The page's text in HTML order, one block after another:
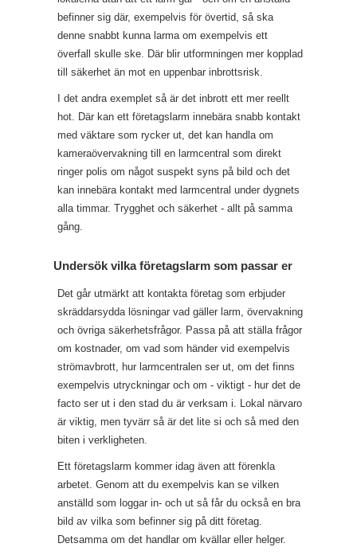
befinner sig där, exempelvis för övertid, så ska
denne snabbt kunna larma om exempelvis ett
överfall skulle ske. Där blir utformningen mer kopplad
till säkerhet än mot en uppenbar inbrottsrisk.
I det andra exemplet så är det inbrott ett mer reellt
hot. Där kan ett företagslarm innebära snabb kontakt
med väktare som rycker ut, det kan handla om
kameraövervakning till en larmcentral som direkt
ringer polis om något suspekt syns på bild och det
kan innebära kontakt med larmcentral under dygnets
alla timmar. Trygghet och säkerhet - allt på samma
gång.
Undersök vilka företagslarm som passar er
Det går utmärkt att kontakta företag som erbjuder
skräddarsydda lösningar vad gäller larm, övervakning
och övriga säkerhetsfrågor. Passa på att ställa frågor
om kostnader, om vad som händer vid exempelvis
strömavbrott, hur larmcentralen ser ut, om det finns
exempelvis utryckningar och om - viktigt - hur det de
facto ser ut i den stad du är verksam i. Lokal närvaro
är viktig, men tyvärr så är det lite si och så med den
biten i verkligheten.
Ett företagslarm kommer idag även att förenkla
arbetet. Genom att du exempelvis kan se vilken
anställd som loggar in- och ut så får du också en bra
bild av vilka som befinner sig på ditt företag.
Detsamma om det handlar om kvällar eller helger.